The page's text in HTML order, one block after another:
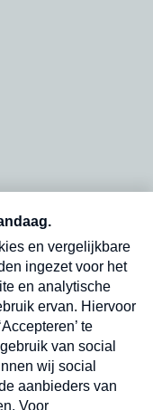
in
Verzend